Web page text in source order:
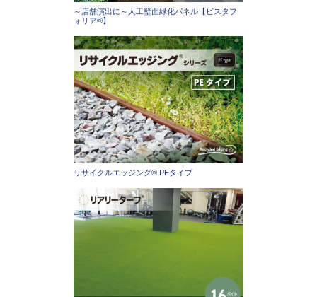
～店舗演出に～人工壁面緑化パネル【ビスタフ
ォリア®】
リサイクルエッジング® PEタイプ